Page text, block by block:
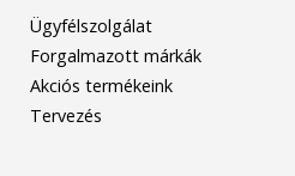
Ügyfélszolgálat
Forgalmazott márkák
Akciós termékeink
Tervezés